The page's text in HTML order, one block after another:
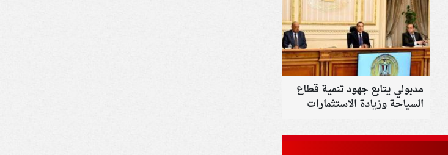
مدبولي يتابع جهود تنمية قطاع
السياحة وزيادة الاستثمارات